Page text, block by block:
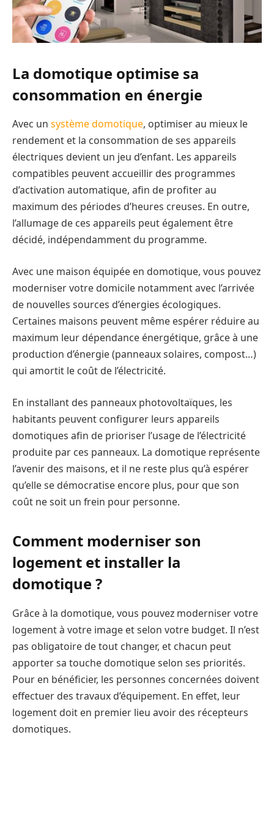
La domotique optimise sa
consommation en énergie
Avec un système domotique, optimiser au mieux le
rendement et la consommation de ses appareils
électriques devient un jeu d’enfant. Les appareils
compatibles peuvent accueillir des programmes
d’activation automatique, afin de profiter au
maximum des périodes d’heures creuses. En outre,
l’allumage de ces appareils peut également être
décidé, indépendamment du programme.
Avec une maison équipée en domotique, vous pouvez
moderniser votre domicile notamment avec l’arrivée
de nouvelles sources d’énergies écologiques.
Certaines maisons peuvent même espérer réduire au
maximum leur dépendance énergétique, grâce à une
production d’énergie (panneaux solaires, compost…)
qui amortit le coût de l’électricité.
En installant des panneaux photovoltaïques, les
habitants peuvent configurer leurs appareils
domotiques afin de prioriser l’usage de l’électricité
produite par ces panneaux. La domotique représente
l’avenir des maisons, et il ne reste plus qu’à espérer
qu’elle se démocratise encore plus, pour que son
coût ne soit un frein pour personne.
Comment moderniser son
logement et installer la
domotique ?
Grâce à la domotique, vous pouvez moderniser votre
logement à votre image et selon votre budget. Il n’est
pas obligatoire de tout changer, et chacun peut
apporter sa touche domotique selon ses priorités.
Pour en bénéficier, les personnes concernées doivent
effectuer des travaux d’équipement. En effet, leur
logement doit en premier lieu avoir des récepteurs
domotiques.